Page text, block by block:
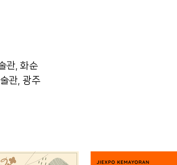
관, 화순
관, 광주